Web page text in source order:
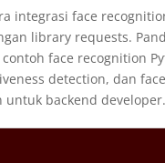
integrasi face
library requests.
face recognition
detection, dan face
untuk backend developer.